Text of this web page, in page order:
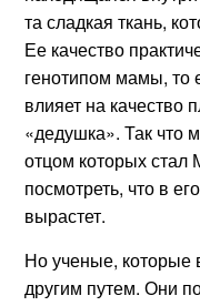
та сладкая ткань,
Ее качество
генотипом мамы, то
влияет на
«дедушка». Так что
отцом которых стал
посмотреть, что в
вырастет.
Но ученые,
другим путем. Они